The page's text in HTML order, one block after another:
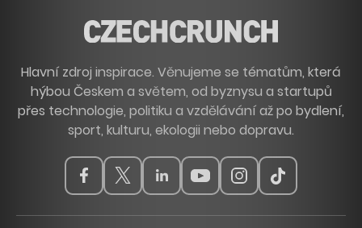
Hlavní zdroj inspirace. Věnujeme se tématům, která
hýbou Českem a světem, od byznysu a startupů
přes technologie, politiku a vzdělávání až po bydlení,
sport, kulturu, ekologii nebo dopravu.